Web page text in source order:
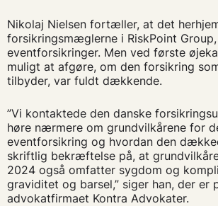
Nikolaj Nielsen fortæller, at det
forsikringsmæglerne i RiskPoint
eventforsikringer. Men ved første
muligt at afgøre, om den forsikring
tilbyder, var fuldt dækkende.
”Vi kontaktede den danske
høre nærmere om grundvilkårene for
eventforsikring og hvordan den
skriftlig bekræftelse på, at
2024 også omfatter sygdom og
graviditet og barsel,” siger han, der er
advokatfirmaet Kontra Advokater.